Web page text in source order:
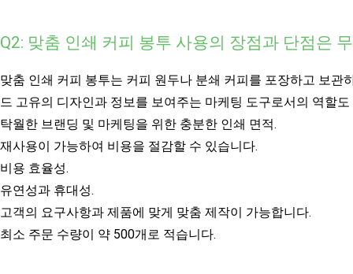
Q2: 맞춤 인쇄 커피 봉투 사용의 장점과 단점은
맞춤 인쇄 커피 봉투는 커피 원두나 분쇄 커피를 포장하고 보
드 고유의 디자인과 정보를 보여주는 마케팅 도구로서의 역할도
탁월한 브랜딩 및 마케팅을 위한 충분한 인쇄 면적.
재사용이 가능하여 비용을 절감할 수 있습니다.
비용 효율성.
유연성과 휴대성.
고객의 요구사항과 제품에 맞게 맞춤 제작이 가능합니다.
최소 주문 수량이 약 500개로 적습니다.